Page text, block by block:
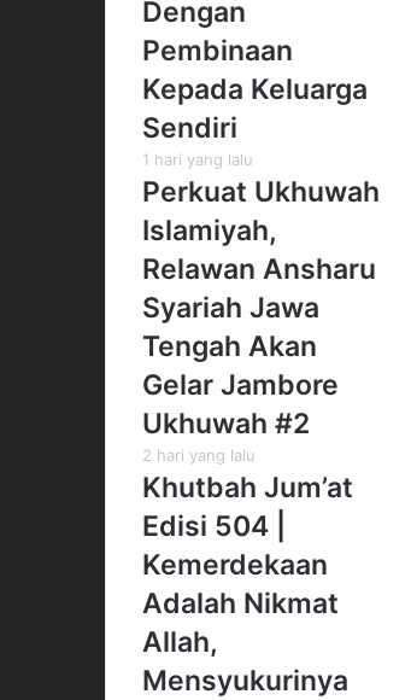
Dengan
Pembinaan
Kepada Keluarga
Sendiri
1 hari yang lalu
Perkuat Ukhuwah
Islamiyah,
Relawan Ansharu
Syariah Jawa
Tengah Akan
Gelar Jambore
Ukhuwah #2
2 hari yang lalu
Khutbah Jum’at
Edisi 504 |
Kemerdekaan
Adalah Nikmat
Allah,
Mensyukurinya